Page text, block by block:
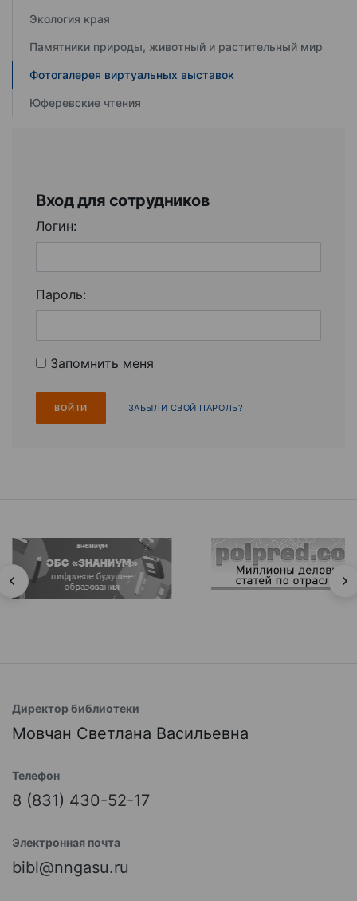
Экология края
Памятники природы, животный и растительный мир
Фотогалерея виртуальных выставок
Юферевские чтения
Вход для сотрудников
Логин:
Пароль:
Запомнить меня
ЗАБЫЛИ СВОЙ ПАРОЛЬ?
Директор библиотеки
Мовчан Светлана Васильевна
Телефон
8 (831) 430-52-17
Электронная почта
bibl@nngasu.ru